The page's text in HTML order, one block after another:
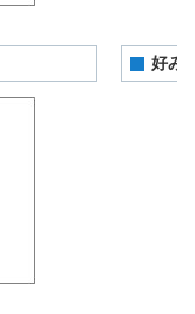
好み